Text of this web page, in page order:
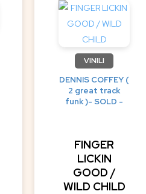
VINILI
DENNIS COFFEY (
2 great track
funk )- SOLD -
FINGER
LICKIN
GOOD /
WILD CHILD